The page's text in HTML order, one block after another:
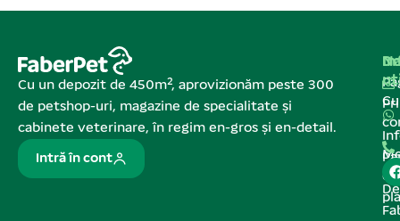
Cu un depozit de 450m², aprovizionăm peste 300
de petshop-uri, magazine de specialitate și
cabinete veterinare, în regim en-gros și en-detail.
Intră în cont
de